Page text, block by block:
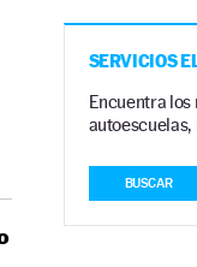
SERVICIOS
Encuentra
autoescuelas,
BUSCAR